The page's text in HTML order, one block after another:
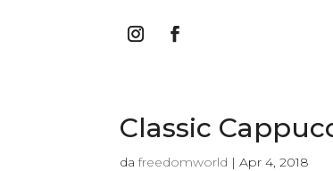
Classic
dafreedomworld |Apr 4, 2018